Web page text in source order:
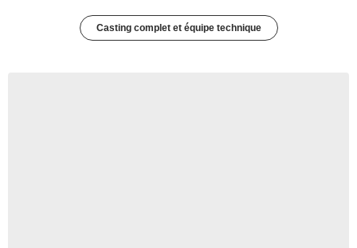
Casting complet et équipe technique